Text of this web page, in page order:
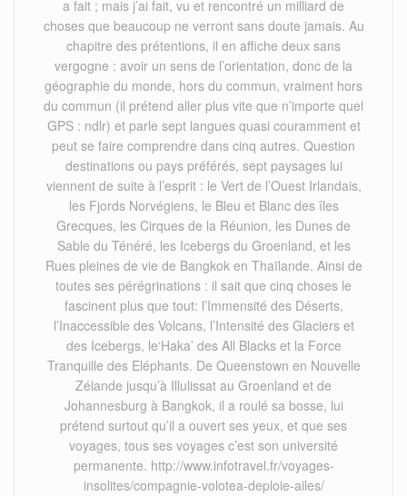
a fait ; mais j’ai fait, vu et rencontré un milliard de
choses que beaucoup ne verront sans doute jamais. Au
chapitre des prétentions, il en affiche deux sans
vergogne : avoir un sens de l’orientation, donc de la
géographie du monde, hors du commun, vraiment hors
du commun (il prétend aller plus vite que n’importe quel
GPS : ndlr) et parle sept langues quasi couramment et
peut se faire comprendre dans cinq autres. Question
destinations ou pays préférés, sept paysages lui
viennent de suite à l’esprit : le Vert de l’Ouest Irlandais,
les Fjords Norvégiens, le Bleu et Blanc des îles
Grecques, les Cirques de la Réunion, les Dunes de
Sable du Ténéré, les Icebergs du Groenland, et les
Rues pleines de vie de Bangkok en Thaïlande. Ainsi de
toutes ses pérégrinations : il sait que cinq choses le
fascinent plus que tout: l’Immensité des Déserts,
l’Inaccessible des Volcans, l’Intensité des Glaciers et
des Icebergs, le‘Haka’ des All Blacks et la Force
Tranquille des Eléphants. De Queenstown en Nouvelle
Zélande jusqu’à Illulissat au Groenland et de
Johannesburg à Bangkok, il a roulé sa bosse, lui
prétend surtout qu’il a ouvert ses yeux, et que ses
voyages, tous ses voyages c’est son université
permanente. http://www.infotravel.fr/voyages-
insolites/compagnie-volotea-deploie-ailes/